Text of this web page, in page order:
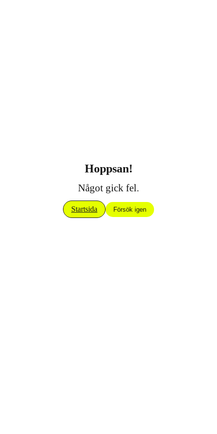
Hoppsan!
Något gick fel.
Startsida Försök igen